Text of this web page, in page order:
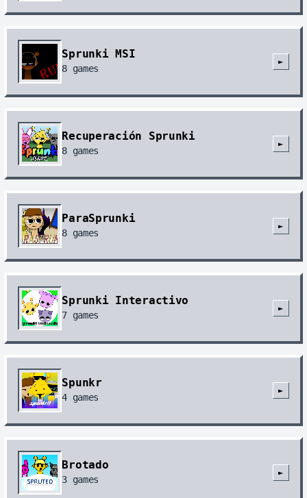
Sprunki MSI
8 games
►
Recuperación Sprunki
8 games
►
ParaSprunki
8 games
►
Sprunki Interactivo
7 games
►
Spunkr
4 games
►
Brotado
3 games
►